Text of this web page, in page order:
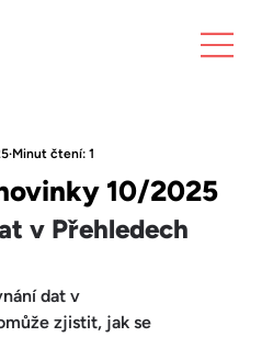
10/2025
Minut čtení: 1
v Přehledech
dat v
zjistit, jak se